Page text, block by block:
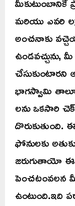
మరియు ఎవరి
అంచనాకు
ఉండవచ్చును,
చేసుకుంటారని
భాగస్వామి
లను ఒకసారి
దొరుకుతుంది.
ఫోనులకు
జరుగుతాయో ఈ
పెంచటంవలన
ఉంటుంది.ఇది